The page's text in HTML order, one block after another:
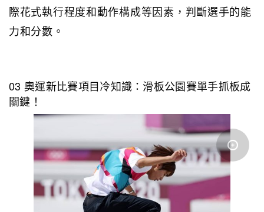
際花式執行程度和動作構成等因素，判斷選手的能
力和分數。
03 奧運新比賽項目冷知識：滑板公園賽單手抓板成
關鍵！